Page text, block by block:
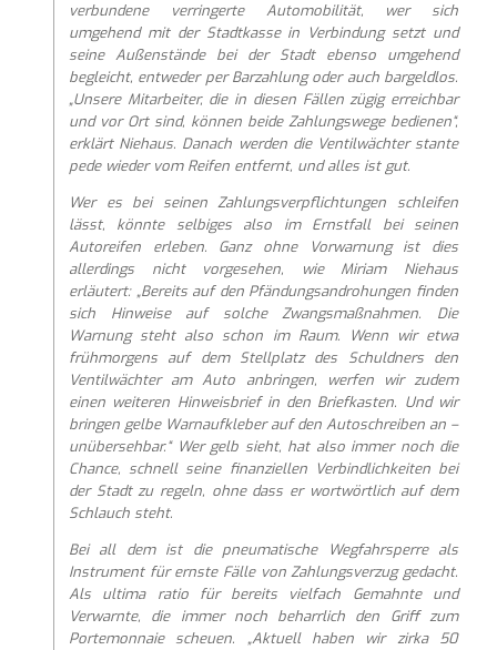
verbundene verringerte Automobilität, wer sich
umgehend mit der Stadtkasse in Verbindung setzt und
seine Außenstände bei der Stadt ebenso umgehend
begleicht, entweder per Barzahlung oder auch bargeldlos.
„Unsere Mitarbeiter, die in diesen Fällen zügig erreichbar
und vor Ort sind, können beide Zahlungswege bedienen“,
erklärt Niehaus. Danach werden die Ventilwächter stante
pede wieder vom Reifen entfernt, und alles ist gut.
Wer es bei seinen Zahlungsverpflichtungen schleifen
lässt, könnte selbiges also im Ernstfall bei seinen
Autoreifen erleben. Ganz ohne Vorwarnung ist dies
allerdings nicht vorgesehen, wie Miriam Niehaus
erläutert: „Bereits auf den Pfändungsandrohungen finden
sich Hinweise auf solche Zwangsmaßnahmen. Die
Warnung steht also schon im Raum. Wenn wir etwa
frühmorgens auf dem Stellplatz des Schuldners den
Ventilwächter am Auto anbringen, werfen wir zudem
einen weiteren Hinweisbrief in den Briefkasten. Und wir
bringen gelbe Warnaufkleber auf den Autoschreiben an –
unübersehbar.“ Wer gelb sieht, hat also immer noch die
Chance, schnell seine finanziellen Verbindlichkeiten bei
der Stadt zu regeln, ohne dass er wortwörtlich auf dem
Schlauch steht.
Bei all dem ist die pneumatische Wegfahrsperre als
Instrument für ernste Fälle von Zahlungsverzug gedacht.
Als ultima ratio für bereits vielfach Gemahnte und
Verwarnte, die immer noch beharrlich den Griff zum
Portemonnaie scheuen. „Aktuell haben wir zirka 50